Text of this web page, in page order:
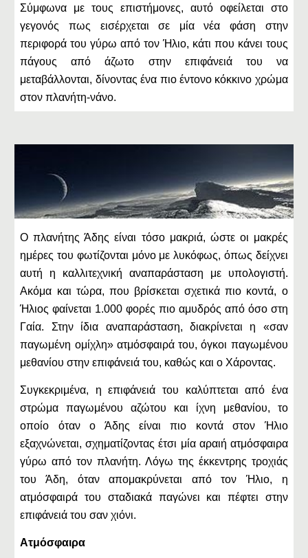
Σύμφωνα με τους επιστήμονες, αυτό οφείλεται στο
γεγονός πως εισέρχεται σε μία νέα φάση στην
περιφορά του γύρω από τον Ήλιο, κάτι που κάνει τους
πάγους από άζωτο στην επιφάνειά του να
μεταβάλλονται, δίνοντας ένα πιο έντονο κόκκινο χρώμα
στον πλανήτη-νάνο.
Ο πλανήτης Άδης είναι τόσο μακριά, ώστε οι μακρές
ημέρες του φωτίζονται μόνο με λυκόφως, όπως δείχνει
αυτή η καλλιτεχνική αναπαράσταση με υπολογιστή.
Ακόμα και τώρα, που βρίσκεται σχετικά πιο κοντά, ο
Ήλιος φαίνεται 1.000 φορές πιο αμυδρός από όσο στη
Γαία. Στην ίδια αναπαράσταση, διακρίνεται η «σαν
παγωμένη ομίχλη» ατμόσφαιρά του, όγκοι παγωμένου
μεθανίου στην επιφάνειά του, καθώς και ο Χάροντας.
Συγκεκριμένα, η επιφάνειά του καλύπτεται από ένα
στρώμα παγωμένου αζώτου και ίχνη μεθανίου, το
οποίο όταν ο Άδης είναι πιο κοντά στον Ήλιο
εξαχνώνεται, σχηματίζοντας έτσι μία αραιή ατμόσφαιρα
γύρω από τον πλανήτη. Λόγω της έκκεντρης τροχιάς
του Άδη, όταν απομακρύνεται από τον Ήλιο, η
ατμόσφαιρά του σταδιακά παγώνει και πέφτει στην
επιφάνειά του σαν χιόνι.
Ατμόσφαιρα